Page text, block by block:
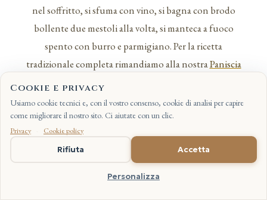
nel soffritto, si sfuma con vino, si bagna con brodo
bollente due mestoli alla volta, si manteca a fuoco
spento con burro e parmigiano. Per la ricetta
tradizionale completa rimandiamo alla nostraPaniscia
Novarese
in generale la regola è una sola:Carnaroli Classico,
sempre, perché tiene il chicco e regge la mantecatura.
Il risultato corretto.
Risotto “all’onda”: piatto leggermente
fluido quando lo si inclina, chicchi al dente ben definiti
Cookie e privacy
Usiamo cookie tecnici e, con il vostro consenso, cookie di analisi per capire
come migliorare il nostro sito. Ci aiutate con un clic.
Privacy
Cookie policy
Rifiuta
Personalizza
Accetta